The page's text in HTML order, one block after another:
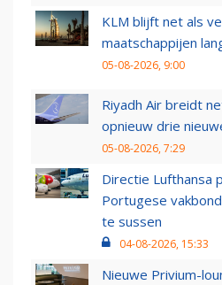
KLM blijft net als
maatschappijen
05-08-2026, 9:00
Riyadh Air breidt
opnieuw drie
05-08-2026, 7:29
Directie Lufthansa
Portugese
te sussen
04-08-2026, 15:33
Nieuwe Privium-